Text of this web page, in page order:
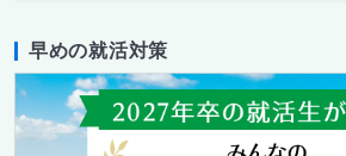
早めの就活対策